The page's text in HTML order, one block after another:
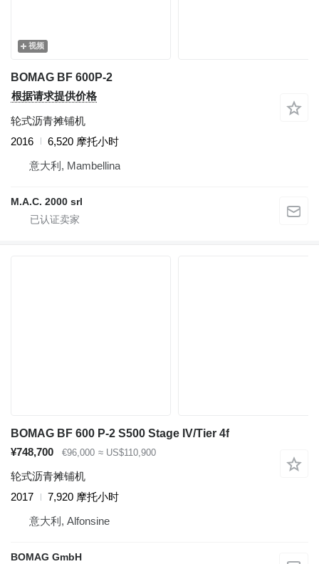
视频
BOMAG BF 600P-2
根据请求提供价格
轮式沥青摊铺机
2016
6,520 摩托小时
意大利, Mambellina
M.A.C. 2000 srl
BOMAG BF 600 P-2 S500 Stage IV/Tier 4f
¥748,700
€96,000 ≈ US$110,900
轮式沥青摊铺机
2017
7,920 摩托小时
意大利, Alfonsine
BOMAG GmbH